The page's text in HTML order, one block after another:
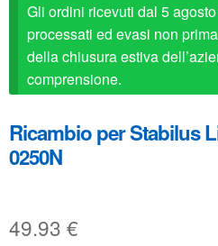
FAQ
Gli ordini ricevuti dal 5
processati ed evasi non
della chiusura estiva
comprensione.
Ricambio per Stabilus
0250N
49.93 €